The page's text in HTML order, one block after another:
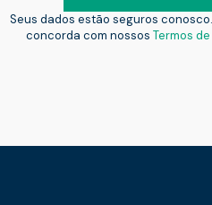
Seus dados estão seguros
concorda com nossos Termos